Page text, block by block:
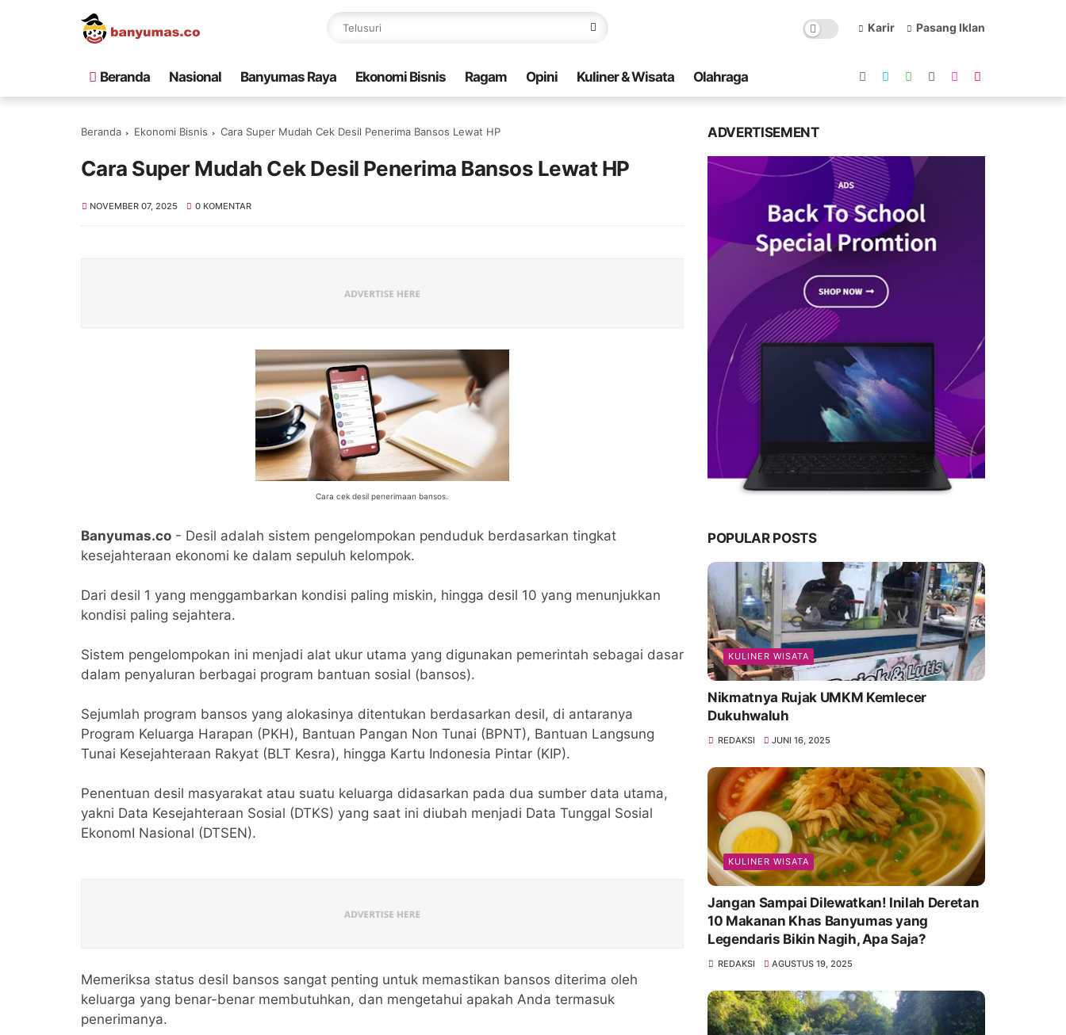
Karir Pasang Iklan
Beranda Nasional Banyumas Raya Ekonomi Bisnis Ragam Opini Kuliner & Wisata Olahraga
Beranda Ekonomi Bisnis Cara Super Mudah Cek Desil Penerima Bansos Lewat HP
Cara Super Mudah Cek Desil Penerima Bansos Lewat HP
NOVEMBER 07, 2025 0 KOMENTAR
Cara cek desil penerimaan bansos.
Banyumas.co - Desil adalah sistem pengelompokan penduduk berdasarkan tingkat
kesejahteraan ekonomi ke dalam sepuluh kelompok.
Dari desil 1 yang menggambarkan kondisi paling miskin, hingga desil 10 yang menunjukkan
kondisi paling sejahtera.
Sistem pengelompokan ini menjadi alat ukur utama yang digunakan pemerintah sebagai dasar
dalam penyaluran berbagai program bantuan sosial (bansos).
Sejumlah program bansos yang alokasinya ditentukan berdasarkan desil, di antaranya
Program Keluarga Harapan (PKH), Bantuan Pangan Non Tunai (BPNT), Bantuan Langsung
Tunai Kesejahteraan Rakyat (BLT Kesra), hingga Kartu Indonesia Pintar (KIP).
Penentuan desil masyarakat atau suatu keluarga didasarkan pada dua sumber data utama,
yakni Data Kesejahteraan Sosial (DTKS) yang saat ini diubah menjadi Data Tunggal Sosial
EkonomI Nasional (DTSEN).
Memeriksa status desil bansos sangat penting untuk memastikan bansos diterima oleh
keluarga yang benar-benar membutuhkan, dan mengetahui apakah Anda termasuk
penerimanya.
ADVERTISEMENT
POPULAR POSTS
KULINER WISATA
Nikmatnya Rujak UMKM Kemlecer
Dukuhwaluh
REDAKSI JUNI 16, 2025
KULINER WISATA
Jangan Sampai Dilewatkan! Inilah Deretan
10 Makanan Khas Banyumas yang
Legendaris Bikin Nagih, Apa Saja?
REDAKSI AGUSTUS 19, 2025